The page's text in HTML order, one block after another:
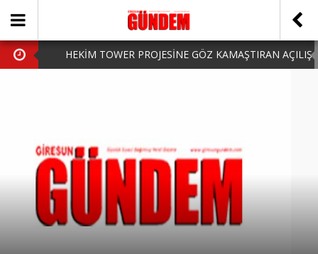
HEKİM TOWER PROJESİNE GÖZ KAMAŞTIRAN AÇILIŞ
HARUN CİCİ: VİDEOYU GÖRÜNCE GÖZLERİM DOLDU